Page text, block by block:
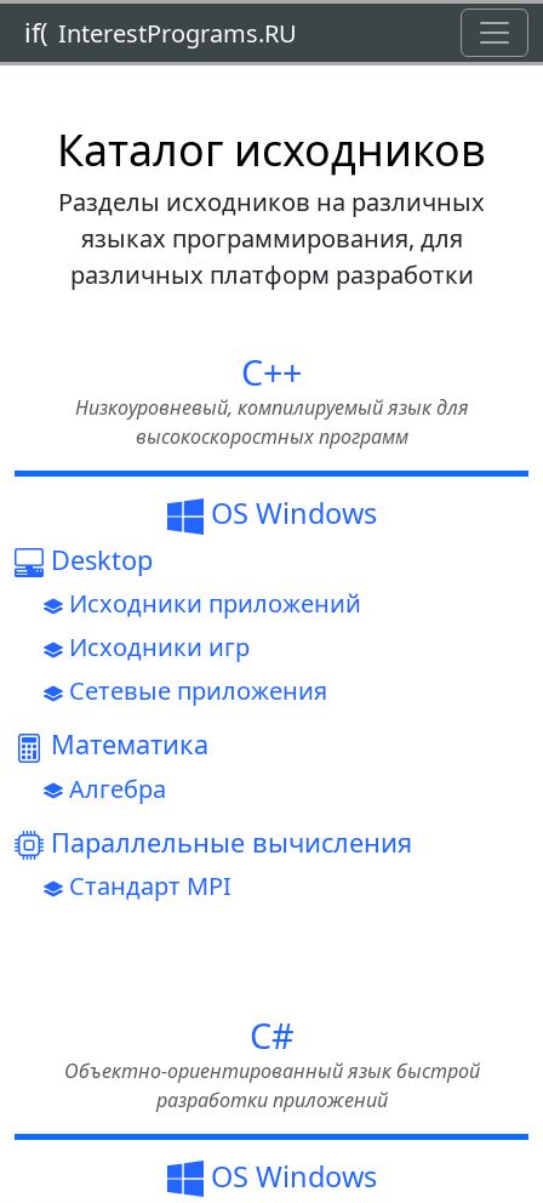
if( InterestPrograms.RU
Каталог исходников
Разделы исходников на различных
языках программирования, для
различных платформ разработки
C++
Низкоуровневый, компилируемый язык для
высокоскоростных программ
OS Windows
Desktop
Исходники приложений
Исходники игр
Сетевые приложения
Математика
Алгебра
Параллельные вычисления
Стандарт MPI
C#
Объектно-ориентированный язык быстрой
разработки приложений
OS Windows